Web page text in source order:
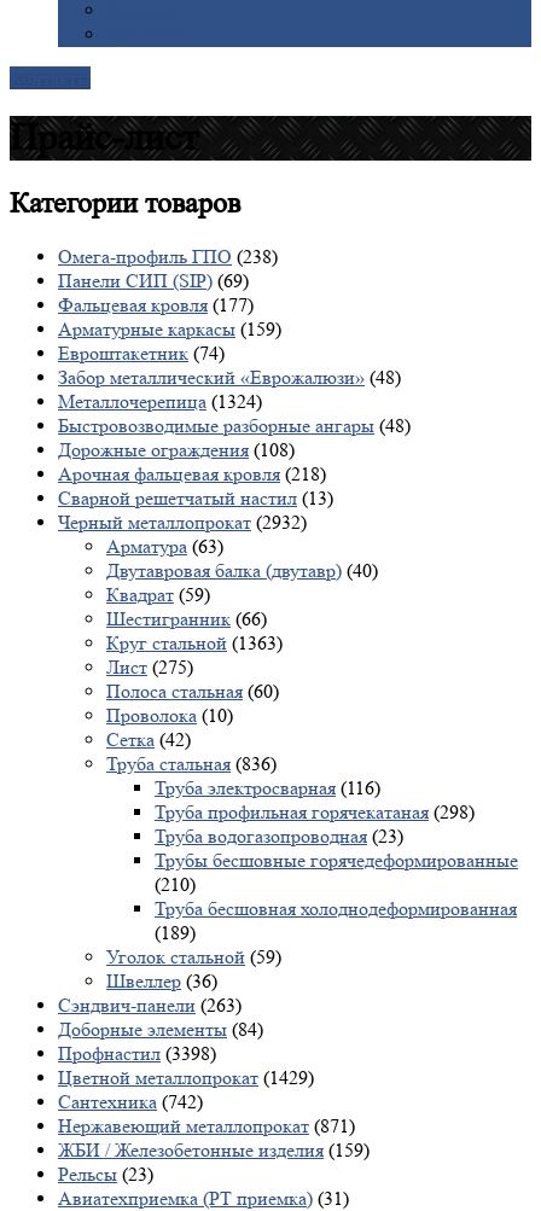
Прайс-лист
Категориитоваров
Омега-профиль ГПО (238)
Панели СИП (SIP) (69)
Фальцевая кровля (177)
Арматурные каркасы (159)
Евроштакетник (74)
Забор металлический «Еврожалюзи» (48)
Металлочерепица (1324)
Быстровозводимые разборные ангары (48)
Дорожные ограждения (108)
Арочная фальцевая кровля (218)
Сварной решетчатый настил (13)
Черный металлопрокат (2932)
Арматура (63)
Двутавровая балка (двутавр) (40)
Квадрат (59)
Шестигранник (66)
Круг стальной (1363)
Лист (275)
Полоса стальная (60)
Проволока (10)
Сетка (42)
Труба стальная (836)
Труба электросварная (116)
Труба профильная горячекатаная (298)
Труба водогазопроводная (23)
Трубы бесшовные горячедеформированные
(210)
Труба бесшовная холоднодеформированная
(189)
Уголок стальной (59)
Швеллер (36)
Сэндвич-панели (263)
Доборные элементы (84)
Профнастил (3398)
Цветной металлопрокат (1429)
Сантехника (742)
Нержавеющий металлопрокат (871)
ЖБИ / Железобетонные изделия (159)
Рельсы (23)
Авиатехприемка (РТ приемка) (31)